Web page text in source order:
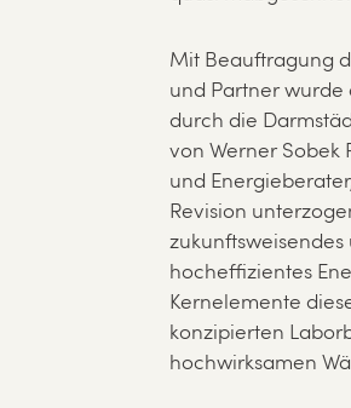
Mit Beauftragung
und Partner wurde
durch die
von Werner Sobek
und
Revision
hocheffizientes
Kernelemente
konzipierten
hochwirksamen